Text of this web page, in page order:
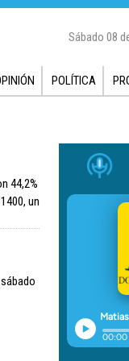
Sábado 08
POLÍTICA
44,2%
un